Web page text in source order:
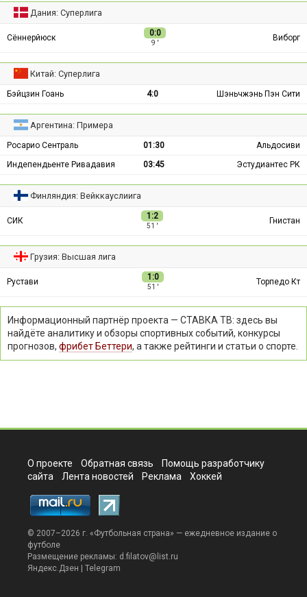
Дания: Суперлига
Сённерйюск 0:0
9 ′
Виборг
Китай: Суперлига
Бэйцзин Гоань 4:0 Шэньчжэнь Пэн Сити
Аргентина: Примера
Росарио Сентраль 01:30
Альдосиви
Индепендьенте Ривадавия
03:45 Эстудиантес РК
Финляндия: Вейккауслиига
СИК 1:2
51 ′
Гнистан
Грузия: Высшая лига
Рустави 1:0
51 ′
Торпедо Кт
Информационный партнёр проекта — СТАВКА ТВ: здесь вы
найдёте аналитику и обзоры спортивных событий, конкурсы
прогнозов, фрибет Беттери, а также рейтинги и статьи о спорте.
О проекте Обратная связь
Помощь разработчику
сайта
Лента новостей Реклама Хоккей
© 2007–2026 г. «Футбольная страна» — ежедневное издание о
футболе
Размещение рекламы: d.filatov@list.ru
Яндекс.Дзен | Telegram